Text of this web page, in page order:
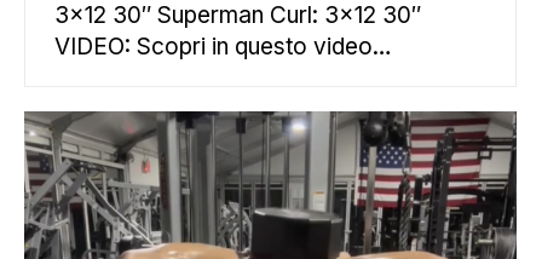
3×12 30″ Superman Curl: 3×12 30″
VIDEO: Scopri in questo video…